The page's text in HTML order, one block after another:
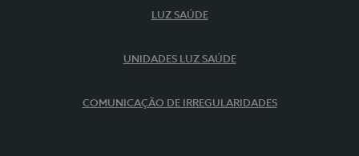
LUZ SAÚDE
UNIDADES LUZ SAÚDE
COMUNICAÇÃO DE IRREGULARIDADES